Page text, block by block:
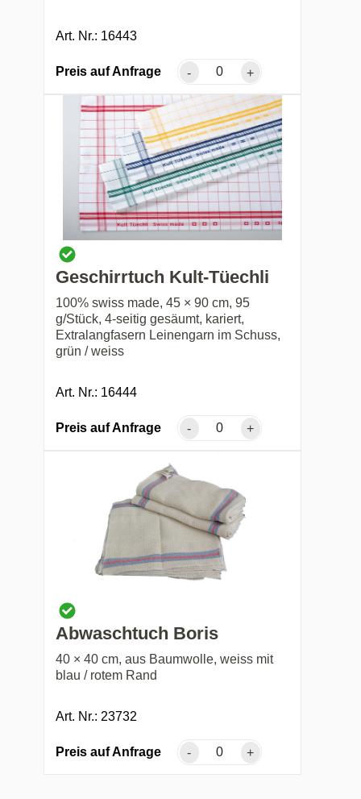
Art. Nr.: 16443
Preis auf Anfrage - +
Geschirrtuch Kult-Tüechli
100% swiss made, 45 × 90 cm, 95
g/Stück, 4-seitig gesäumt, kariert,
Extralangfasern Leinengarn im Schuss,
grün / weiss
Art. Nr.: 16444
Preis auf Anfrage - +
Abwaschtuch Boris
40 × 40 cm, aus Baumwolle, weiss mit
blau / rotem Rand
Art. Nr.: 23732
Preis auf Anfrage - +